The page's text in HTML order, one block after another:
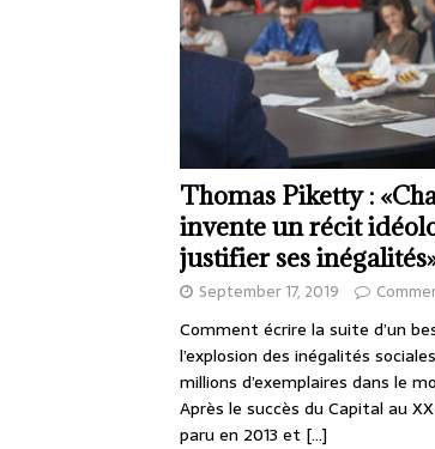
Thomas Piketty :
invente un récit
justifier ses
September 17, 2019
Comment écrire la suite d’un
l’explosion des inégalités
millions d’exemplaires dans le
Après le succès du Capital au
paru en 2013 et […]